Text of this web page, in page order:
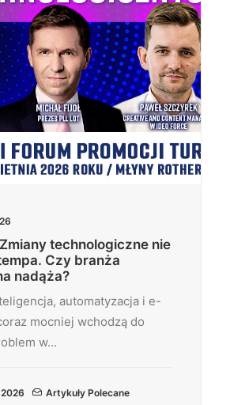
technologiczne nie
Czy branża
nadąża?
automatyzacja i e-
mocniej wchodzą do
w…
Artykuły Polecane